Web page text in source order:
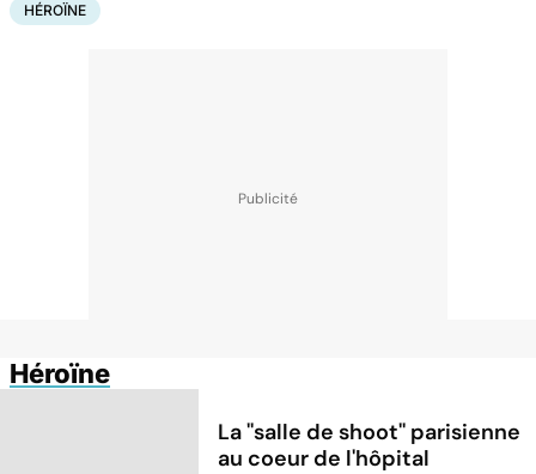
HÉROÏNE
Héroïne
La ''salle de shoot'' parisienne
au coeur de l'hôpital